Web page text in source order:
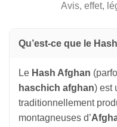
Avis, effet,
Qu’est-ce que le
Le Hash Afghan
haschich afghan) est
traditionnellement
montagneuses d’